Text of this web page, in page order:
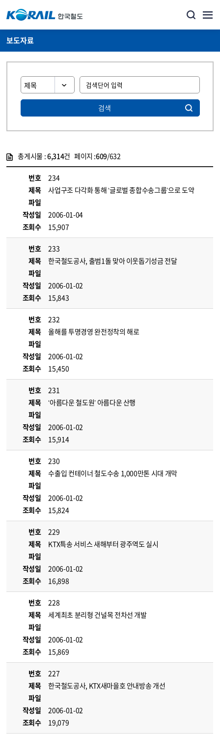
보도자료
검색
총게시물 :6,314건 페이지 :609/632
번호
234
제목
사업구조 다각화 통해 ‘글로벌 종합수송그룹’으로 도약
파일
작성일
2006-01-04
조회수
15,907
번호
233
제목
한국철도공사, 출범1돌 맞아 이웃돕기성금 전달
파일
작성일
2006-01-02
조회수
15,843
번호
232
제목
올해를 투명경영 완전정착의 해로
파일
작성일
2006-01-02
조회수
15,450
번호
231
제목
‘아름다운 철도원’ 아름다운 산행
파일
작성일
2006-01-02
조회수
15,914
번호
230
제목
수출입 컨테이너 철도수송 1,000만톤 시대 개막
파일
작성일
2006-01-02
조회수
15,824
번호
229
제목
KTX특송 서비스 새해부터 광주역도 실시
파일
작성일
2006-01-02
조회수
16,898
번호
228
제목
세계최초 분리형 건널목 전차선 개발
파일
작성일
2006-01-02
조회수
15,869
번호
227
제목
한국철도공사, KTX새마을호 안내방송 개선
파일
작성일
2006-01-02
조회수
19,079